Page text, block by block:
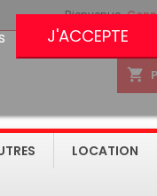
Bienvenue,
shopping_cart
J'ACCEPTE
LOCATION